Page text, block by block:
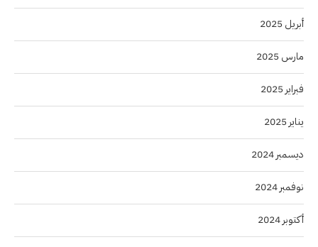
أبريل 2025
مارس 2025
فبراير 2025
يناير 2025
ديسمبر 2024
نوفمبر 2024
أكتوبر 2024